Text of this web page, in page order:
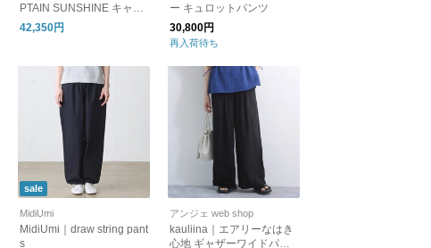
PTAIN SUNSHINE キャプ
テンサンシャイン KSBS2
03DZ デニムパンツ 1930
42,350円
ー キュロットパンツ
30,800円
再入荷待ち
sale
MidiUmi
MidiUmi｜draw string pant
s
アンジェ web shop
kauliina｜エアリーなはき
心地 ギャザーワイドパン